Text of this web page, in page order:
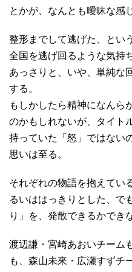
とかが、なんとも曖昧な感
整形までして逃げた、とい
全国を逃げ回るような気持
あっさりと、いや、単純な
する。
もしかしたら精神になんら
のかもしれないが、タイト
持っていた「怒」ではない
思いは至る。
それぞれの物語を抱えてい
るいははっきりとした、で
り」を、発散できるかでき
渡辺謙・宮崎あおいチーム
も、森山未來・広瀬すずチ